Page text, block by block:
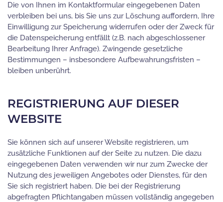
Die von Ihnen im Kontaktformular eingegebenen Daten
verbleiben bei uns, bis Sie uns zur Löschung auffordern, Ihre
Einwilligung zur Speicherung widerrufen oder der Zweck für
die Datenspeicherung entfällt (z.B. nach abgeschlossener
Bearbeitung Ihrer Anfrage). Zwingende gesetzliche
Bestimmungen – insbesondere Aufbewahrungsfristen –
bleiben unberührt.
REGISTRIERUNG AUF DIESER
WEBSITE
Sie können sich auf unserer Website registrieren, um
zusätzliche Funktionen auf der Seite zu nutzen. Die dazu
eingegebenen Daten verwenden wir nur zum Zwecke der
Nutzung des jeweiligen Angebotes oder Dienstes, für den
Sie sich registriert haben. Die bei der Registrierung
abgefragten Pflichtangaben müssen vollständig angegeben